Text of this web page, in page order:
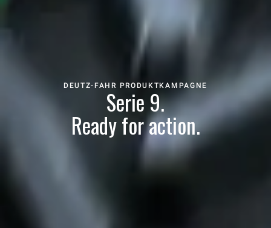
DEUTZ-FAHR PRODUKTKAMPAGNE
Serie 9.
Ready for action.